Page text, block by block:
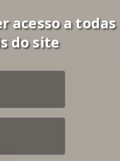
acesso a todas
do site